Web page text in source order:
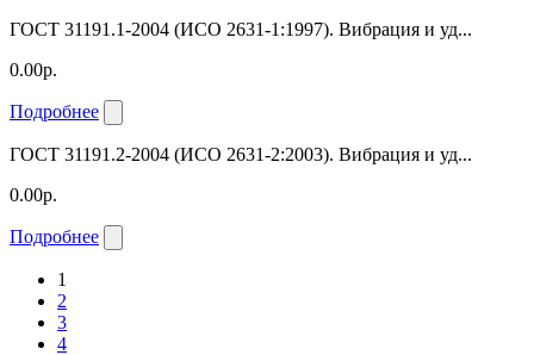
ГОСТ 31191.1-2004 (ИСО 2631-1:1997). Вибрация и уд...
0.00р.
Подробнее
ГОСТ 31191.2-2004 (ИСО 2631-2:2003). Вибрация и уд...
0.00р.
Подробнее
1
2
3
4